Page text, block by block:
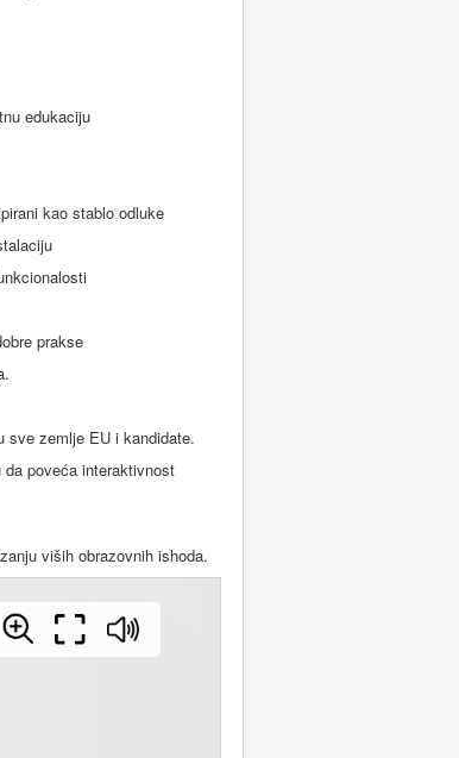
edukaciju
kao stablo odluke
prakse
sve zemlje EU i kandidate.
poveća interaktivnost
viših obrazovnih ishoda.